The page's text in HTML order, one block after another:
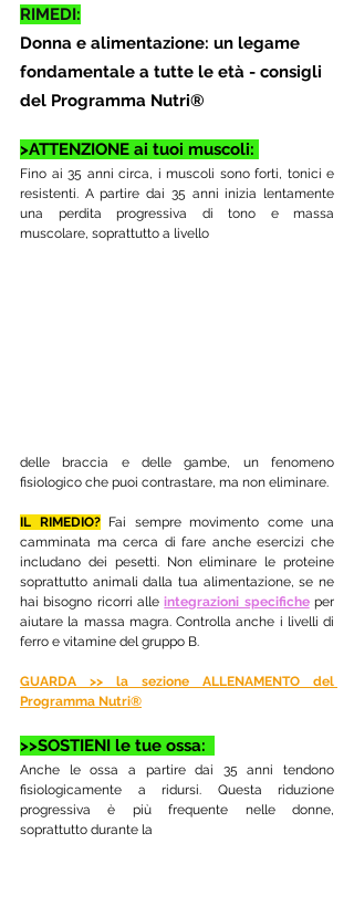
RIMEDI:
Donna e alimentazione: un legame
fondamentale a tutte le età - consigli
del Programma Nutri®
>ATTENZIONE ai tuoi muscoli:
Fino ai 35 anni circa, i muscoli sono forti, tonici e
resistenti. A partire dai 35 anni inizia lentamente
una perdita progressiva di tono e massa
muscolare, soprattutto a livello
delle braccia e delle gambe, un fenomeno
fisiologico che puoi contrastare, ma non eliminare.
IL RIMEDIO?
Fai sempre movimento come una
camminata ma cerca di fare anche esercizi che
includano dei pesetti. Non eliminare le proteine
soprattutto animali dalla tua alimentazione, se ne
hai bisogno ricorri alle integrazioni specifiche per
aiutare la massa magra. Controlla anche i livelli di
ferro e vitamine del gruppo B.
GUARDA >> la sezione ALLENAMENTO del
Programma Nutri®
>>SOSTIENI le tue ossa:
Anche le ossa a partire dai 35 anni tendono
fisiologicamente a ridursi. Questa riduzione
progressiva è più frequente nelle donne,
soprattutto durante la